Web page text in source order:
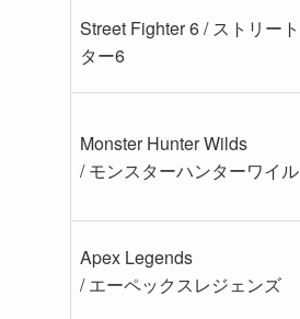
Street Fighter 6 / ストリー
ター6
Monster Hunter Wilds
/ モンスターハンターワイ
Apex Legends
/ エーペックスレジェンズ